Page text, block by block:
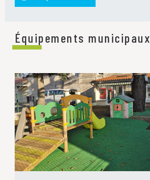
Équipements municipaux